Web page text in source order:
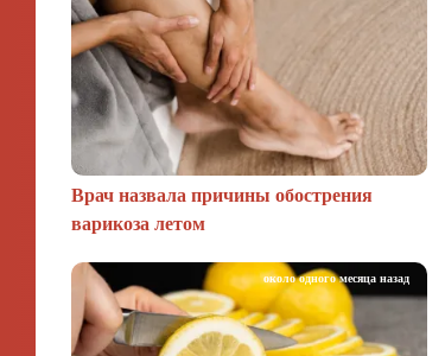
Врач назвала причины обострения
варикоза летом
около одного месяца назад